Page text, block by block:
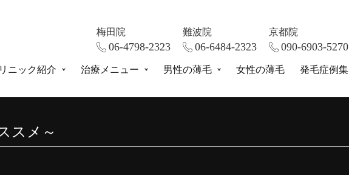
梅田院
06-4798-2323
難波院
06-6484-2323
京都院
090-6903-5270
ニック紹介 治療メニュー 男性の薄毛 女性の薄毛 発毛症例集
スメ～